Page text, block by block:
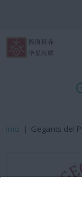
Inici | Gegants del Pi